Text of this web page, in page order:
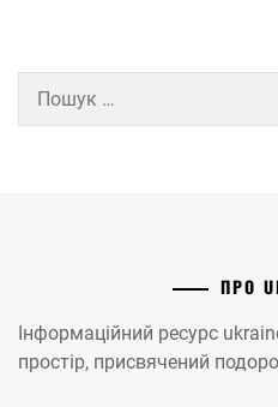
ПРО
Інформаційний ресурс
простір, присвячений